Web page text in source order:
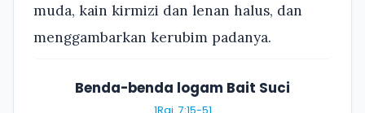
muda, kain kirmizi dan lenan halus, dan
menggambarkan kerubim padanya.
Benda-benda logam Bait Suci
1Raj. 7:15-51